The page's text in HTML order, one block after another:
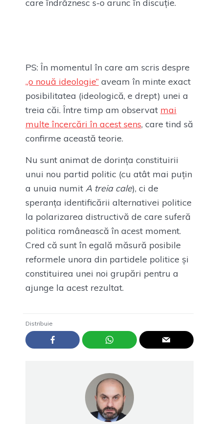
care îndrăznesc s-o arunc în discuție.
PS: În momentul în care am scris despre
„o nouă ideologie” aveam în minte exact
posibilitatea (ideologică, e drept) unei a
treia căi. Între timp am observat mai
multe încercări în acest sens, care tind să
confirme această teorie.
Nu sunt animat de dorința constituirii
unui nou partid politic (cu atât mai puțin
a unuia numit A treia cale), ci de
speranța identificării alternativei politice
la polarizarea distructivă de care suferă
politica românească în acest moment.
Cred că sunt în egală măsură posibile
reformele unora din partidele politice și
constituirea unei noi grupări pentru a
ajunge la acest rezultat.
Distribuie